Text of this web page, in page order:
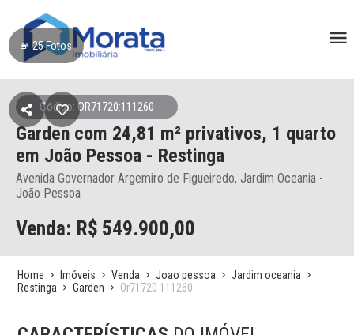
25Fotos
Código: OR71720:111260
Garden com 24,81 m² privativos, 1 quarto
em João Pessoa - Restinga
Avenida Governador Argemiro de Figueiredo, Jardim Oceania -
João Pessoa
Venda: R$ 549.900,00
Home Imóveis Venda Joao pessoa
Jardim oceania
Restinga
Garden Or71720 111260